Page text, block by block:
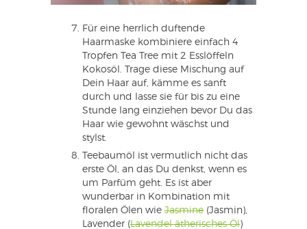
Für eine herrlich duftende
Haarmaske kombiniere einfach 4
Tropfen Tea Tree mit 2 Esslöffeln
Kokosöl. Trage diese Mischung auf
Dein Haar auf, kämme es sanft
durch und lasse sie für bis zu eine
Stunde lang einziehen bevor Du das
Haar wie gewohnt wäschst und
stylst.
Teebaumöl ist vermutlich nicht das
erste Öl, an das Du denkst, wenn es
um Parfüm geht. Es ist aber
wunderbar in Kombination mit
floralen Ölen wie Jasmine (Jasmin),
Lavender (Lavendel ätherisches Öl)